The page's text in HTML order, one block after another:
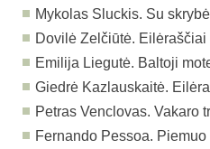
Mykolas Sluckis. Su
Dovilė Zelčiūtė. Eilėraščiai
Emilija Liegutė. Baltoji
Giedrė Kazlauskaitė.
Petras Venclovas. Vakaro
Fernando Pessoa.